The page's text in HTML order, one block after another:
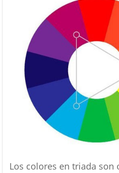
Los colores en triada son